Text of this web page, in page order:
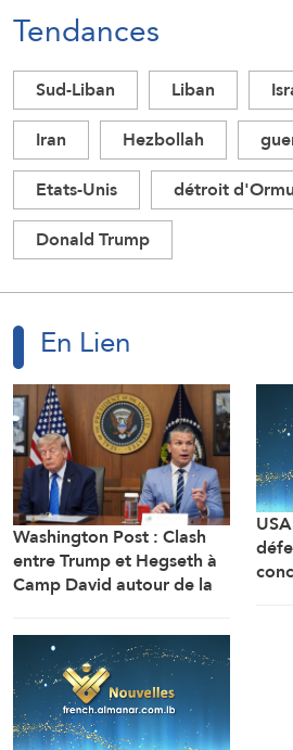
Tendances
Sud-Liban Liban
Iran
Hezbollah
Etats-Unis
détroit
Donald Trump
En Lien
Washington Post : Clash
entre Trump et Hegseth à
Camp David autour de la
missiles et de la guerre
avec l’Iran